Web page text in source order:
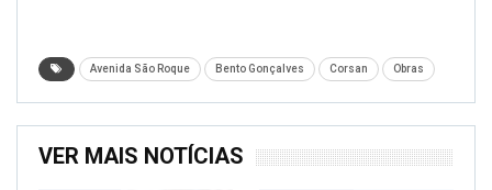
Avenida São Roque Bento Gonçalves Corsan Obras
VER MAIS NOTÍCIAS